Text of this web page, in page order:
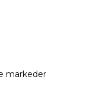
markeder